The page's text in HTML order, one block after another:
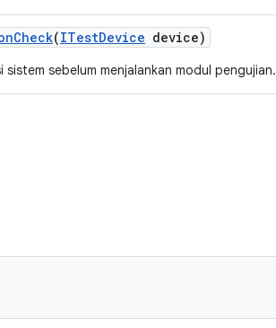
Check(ITestDevice device)
sistem sebelum menjalankan modul pengujian.